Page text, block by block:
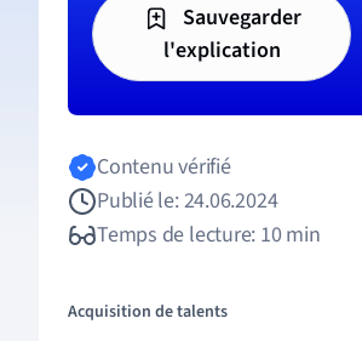
Sauvegarder
l'explication
Contenu vérifié
Publié le: 24.06.2024
Temps de lecture: 10 min
Acquisition de talents